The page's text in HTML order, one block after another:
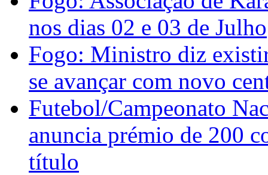
nos dias 02 e 03 de Julho
Fogo: Ministro diz
se avançar com novo
Futebol/Campeonato
anuncia prémio de 200
título